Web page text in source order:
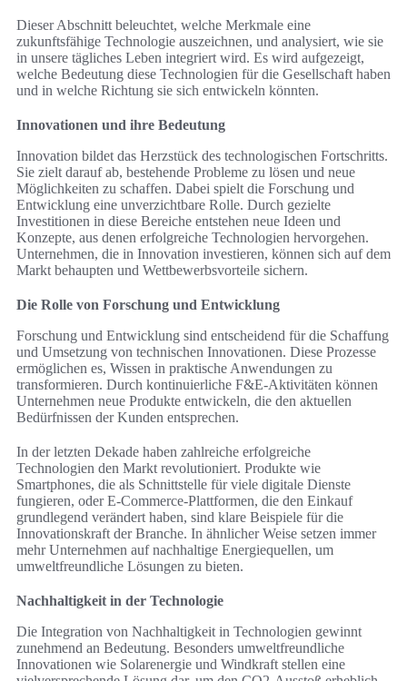
Dieser Abschnitt beleuchtet, welche Merkmale eine
zukunftsfähige Technologie auszeichnen, und analysiert, wie sie
in unsere tägliches Leben integriert wird. Es wird aufgezeigt,
welche Bedeutung diese Technologien für die Gesellschaft haben
und in welche Richtung sie sich entwickeln könnten.
Innovationen und ihre Bedeutung
Innovation bildet das Herzstück des technologischen Fortschritts.
Sie zielt darauf ab, bestehende Probleme zu lösen und neue
Möglichkeiten zu schaffen. Dabei spielt die Forschung und
Entwicklung eine unverzichtbare Rolle. Durch gezielte
Investitionen in diese Bereiche entstehen neue Ideen und
Konzepte, aus denen erfolgreiche Technologien hervorgehen.
Unternehmen, die in Innovation investieren, können sich auf dem
Markt behaupten und Wettbewerbsvorteile sichern.
Die Rolle von Forschung und Entwicklung
Forschung und Entwicklung sind entscheidend für die Schaffung
und Umsetzung von technischen Innovationen. Diese Prozesse
ermöglichen es, Wissen in praktische Anwendungen zu
transformieren. Durch kontinuierliche F&E-Aktivitäten können
Unternehmen neue Produkte entwickeln, die den aktuellen
Bedürfnissen der Kunden entsprechen.
In der letzten Dekade haben zahlreiche erfolgreiche
Technologien den Markt revolutioniert. Produkte wie
Smartphones, die als Schnittstelle für viele digitale Dienste
fungieren, oder E-Commerce-Plattformen, die den Einkauf
grundlegend verändert haben, sind klare Beispiele für die
Innovationskraft der Branche. In ähnlicher Weise setzen immer
mehr Unternehmen auf nachhaltige Energiequellen, um
umweltfreundliche Lösungen zu bieten.
Nachhaltigkeit in der Technologie
Die Integration von Nachhaltigkeit in Technologien gewinnt
zunehmend an Bedeutung. Besonders umweltfreundliche
Innovationen wie Solarenergie und Windkraft stellen eine